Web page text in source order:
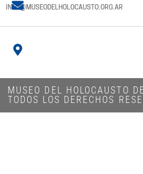
INFO@MUSEODELHOLOCAUSTO.ORG.AR
MUSEO DEL HOLOCAUSTO
TODOS LOS DERECHOS